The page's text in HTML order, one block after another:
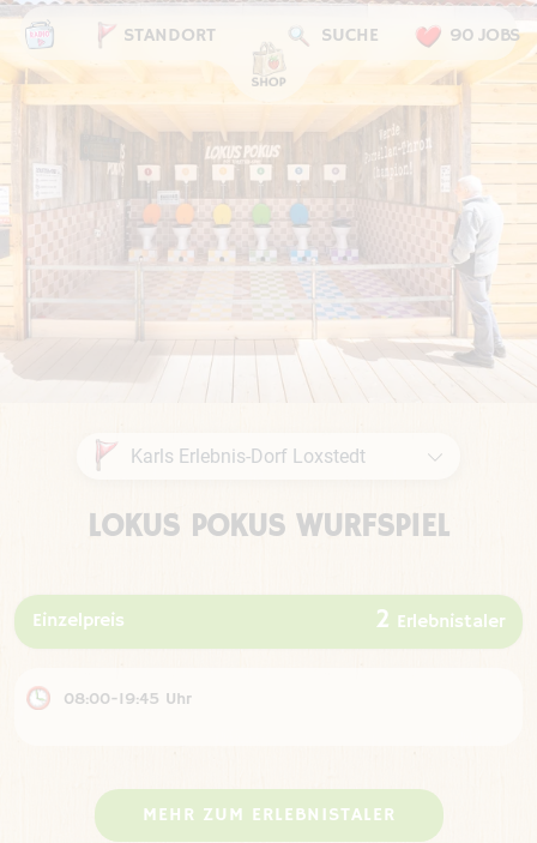
STANDORT SUCHE 90 JOBS
LOKUS POKUS WURFSPIEL
Einzelpreis 2 Erlebnistaler
08:00-19:45 Uhr
MEHR ZUM ERLEBNISTALER